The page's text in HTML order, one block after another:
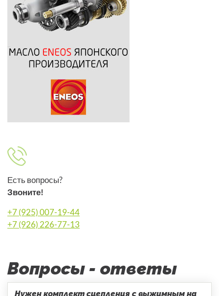
Есть вопросы?
Звоните!
+7 (925) 007-19-44
+7 (926) 226-77-13
Вопросы - ответы
Нужен комплект сцепления с выжимным на